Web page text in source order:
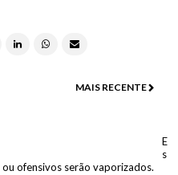
MAIS RECENTE
E
s
ofensivos serão vaporizados.